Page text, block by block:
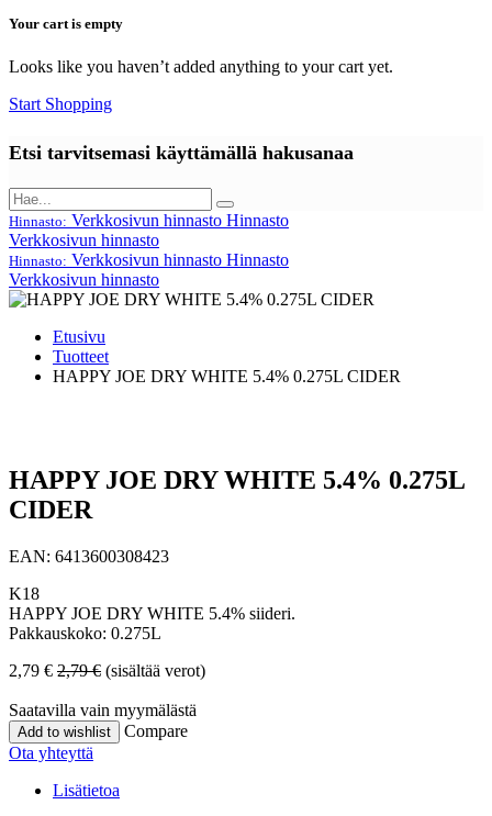
Your cart is empty
Looks like you haven’t added anything to your cart yet.
Start Shopping
Etsi tarvitsemasi käyttämällä hakusanaa
Hinnasto: Verkkosivun hinnasto Hinnasto
Verkkosivun hinnasto
Hinnasto: Verkkosivun hinnasto Hinnasto
Verkkosivun hinnasto
Etusivu
Tuotteet
HAPPY JOE DRY WHITE 5.4% 0.275L CIDER
HAPPY JOE DRY WHITE 5.4% 0.275L
CIDER
EAN: 6413600308423
K18
HAPPY JOE DRY WHITE 5.4% siideri.
Pakkauskoko: 0.275L
2,79 € 2,79€ (sisältää verot)
Saatavilla vain myymälästä
Add to wishlist
Compare
Ota yhteyttä
Lisätietoa